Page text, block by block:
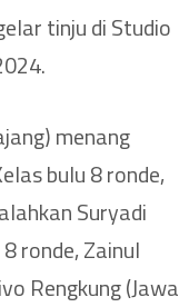
tinju di Studio
menang
bulu 8 ronde,
Suryadi
ronde, Zainul
Rengkung (Jawa